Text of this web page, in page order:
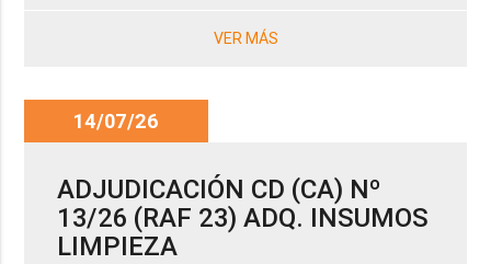
VER MÁS
14/07/26
ADJUDICACIÓN CD (CA) Nº
13/26 (RAF 23) ADQ. INSUMOS
LIMPIEZA